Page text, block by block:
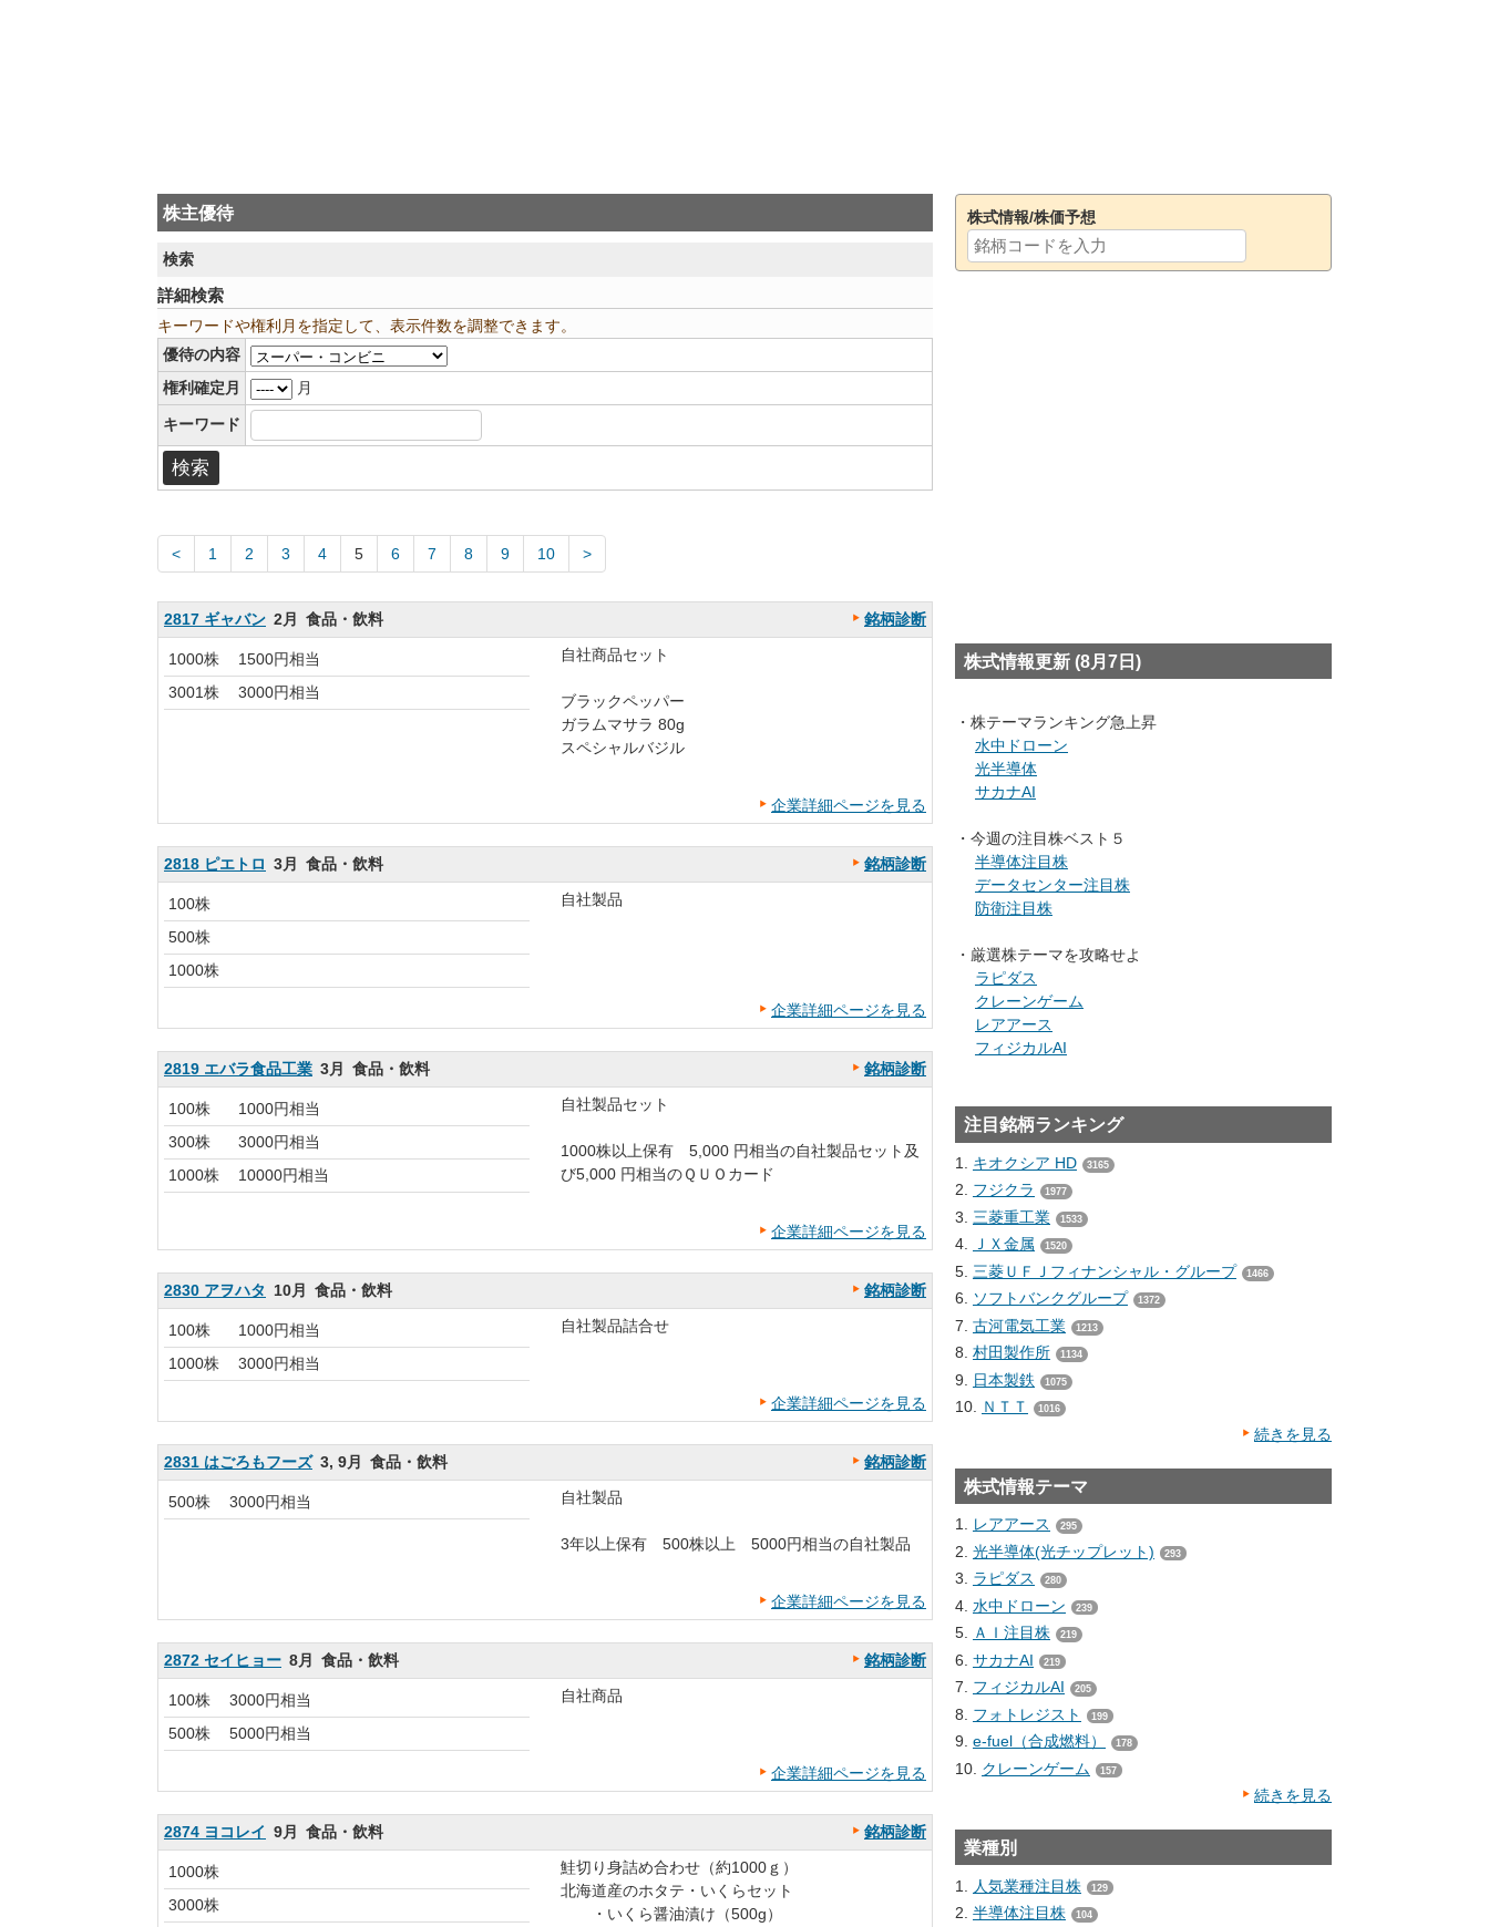
株主優待
検索
詳細検索
キーワードや権利月を指定して、表示件数を調整できます。
優待の内容
権利確定月
月
キーワード
1 2 3 4 5 6 7 8 9 10
銘柄診断
2817 ギャバン 2月 食品・飲料
1000株
1500円相当
3001株
3000円相当
自社商品セット
ブラックペッパー
ガラムマサラ 80g
スペシャルバジル
企業詳細ページを見る
銘柄診断
2818 ピエトロ 3月 食品・飲料
100株
500株
1000株
自社製品
企業詳細ページを見る
銘柄診断
2819 エバラ食品工業 3月 食品・飲料
100株
1000円相当
300株
3000円相当
1000株
10000円相当
自社製品セット
1000株以上保有 5,000 円相当の自社製品セット及
び5,000 円相当のＱＵＯカード
企業詳細ページを見る
銘柄診断
2830 アヲハタ 10月 食品・飲料
100株
1000円相当
1000株
3000円相当
自社製品詰合せ
企業詳細ページを見る
銘柄診断
2831 はごろもフーズ 3, 9月 食品・飲料
500株 3000円相当 自社製品
3年以上保有 500株以上 5000円相当の自社製品
企業詳細ページを見る
銘柄診断
2872 セイヒョー 8月 食品・飲料
100株
3000円相当
500株
5000円相当
自社商品
企業詳細ページを見る
銘柄診断
2874 ヨコレイ 9月 食品・飲料
1000株
3000株
鮭切り身詰め合わせ（約1000ｇ）
北海道産のホタテ・いくらセット
・いくら醤油漬け（500g）
株式情報/株価予想
株式情報更新 (8月7日)
・株テーマランキング急上昇
水中ドローン
光半導体
サカナAI
・今週の注目株ベスト５
半導体注目株
データセンター注目株
防衛注目株
・厳選株テーマを攻略せよ
ラピダス
クレーンゲーム
レアアース
フィジカルAI
注目銘柄ランキング
キオクシア HD 3165
フジクラ 1977
三菱重工業 1533
ＪＸ金属 1520
三菱ＵＦＪフィナンシャル・グループ 1466
ソフトバンクグループ 1372
古河電気工業 1213
村田製作所 1134
日本製鉄 1075
ＮＴＴ 1016
続きを見る
株式情報テーマ
レアアース 295
光半導体(光チップレット) 293
ラピダス 280
水中ドローン 239
ＡＩ注目株 219
サカナAI 219
フィジカルAI 205
フォトレジスト 199
e-fuel（合成燃料） 178
クレーンゲーム 157
続きを見る
業種別
人気業種注目株 129
半導体注目株 104